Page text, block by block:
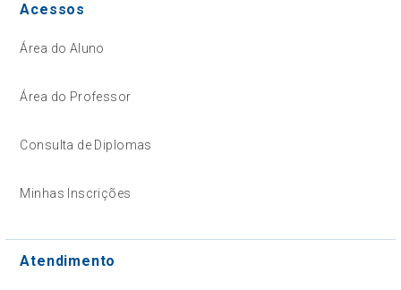
Acessos
Área do Aluno
Área do Professor
Consulta de Diplomas
Minhas Inscrições
Atendimento